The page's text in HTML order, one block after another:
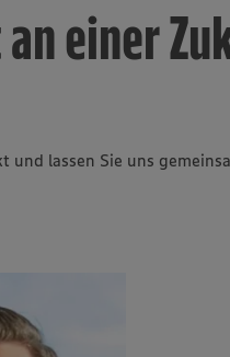
einer
und lassen Sie uns